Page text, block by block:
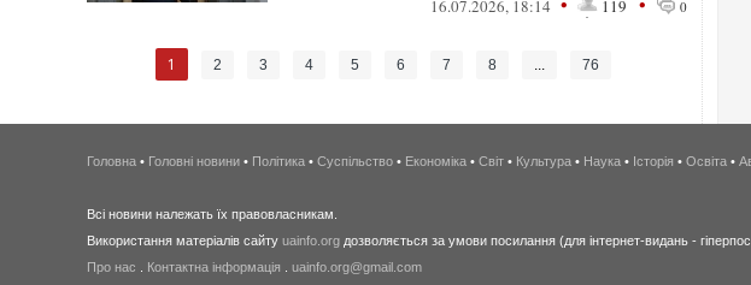
16.07.2026, 18:14 119 0
1 2 3 4 5 6 7 8 ... 76
Головна • Головні новини • Політика • Суспільство • Економіка • Світ • Культура • Наука • Історія • Освіта •
Всі новини належать їх правовласникам.
Використання матеріалів сайту uainfo.org дозволяється за умови посилання (для інтернет-видань -
Про нас
Контактна інформація uainfo.org@gmail.com